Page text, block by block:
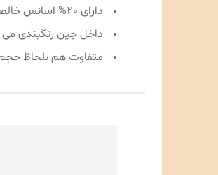
دارای 20% اسانس خالص
داخل جین رنگبندی می
متفاوت هم بلحاظ حجم